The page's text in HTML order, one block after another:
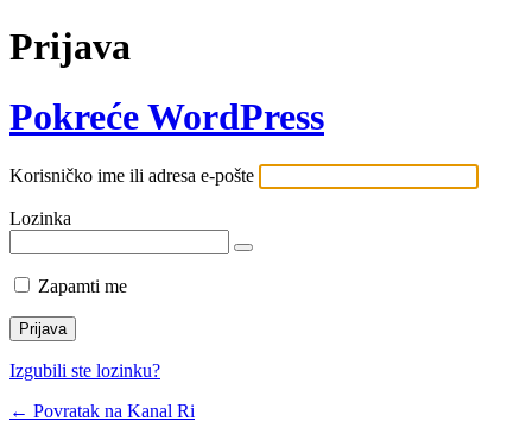
Prijava
Pokreće WordPress
Korisničko ime ili adresa e-pošte
Lozinka
Zapamti me
Izgubili ste lozinku?
← Povratak na Kanal Ri